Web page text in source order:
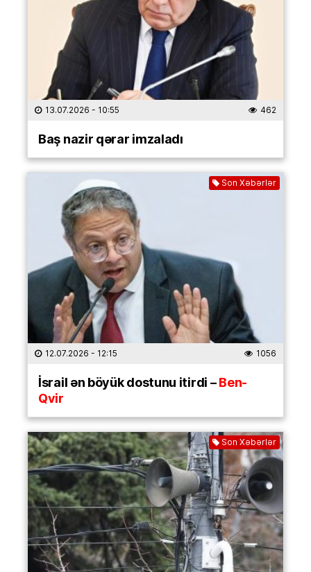
13.07.2026 - 10:55 462
Baş nazir qərar imzaladı
Son Xəbərlər
12.07.2026 - 12:15 1056
İsrail ən böyük dostunu itirdi –Ben-
Qvir
Son Xəbərlər